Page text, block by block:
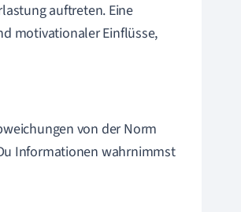
auftreten. Eine
motivationaler Einflüsse,
von der Norm
Informationen wahrnimmst